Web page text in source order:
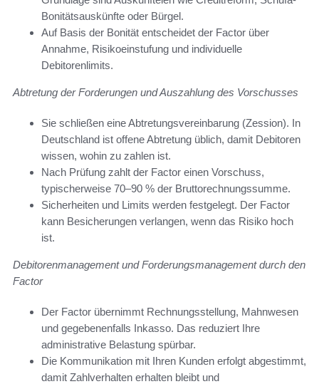
Bonitätsauskünfte oder Bürgel.
Auf Basis der Bonität entscheidet der Factor über
Annahme, Risikoeinstufung und individuelle
Debitorenlimits.
Abtretung der Forderungen und Auszahlung des Vorschusses
Sie schließen eine Abtretungsvereinbarung (Zession). In
Deutschland ist offene Abtretung üblich, damit Debitoren
wissen, wohin zu zahlen ist.
Nach Prüfung zahlt der Factor einen Vorschuss,
typischerweise 70–90 % der Bruttorechnungssumme.
Sicherheiten und Limits werden festgelegt. Der Factor
kann Besicherungen verlangen, wenn das Risiko hoch
ist.
Debitorenmanagement und Forderungsmanagement durch den
Factor
Der Factor übernimmt Rechnungsstellung, Mahnwesen
und gegebenenfalls Inkasso. Das reduziert Ihre
administrative Belastung spürbar.
Die Kommunikation mit Ihren Kunden erfolgt abgestimmt,
damit Zahlverhalten erhalten bleibt und